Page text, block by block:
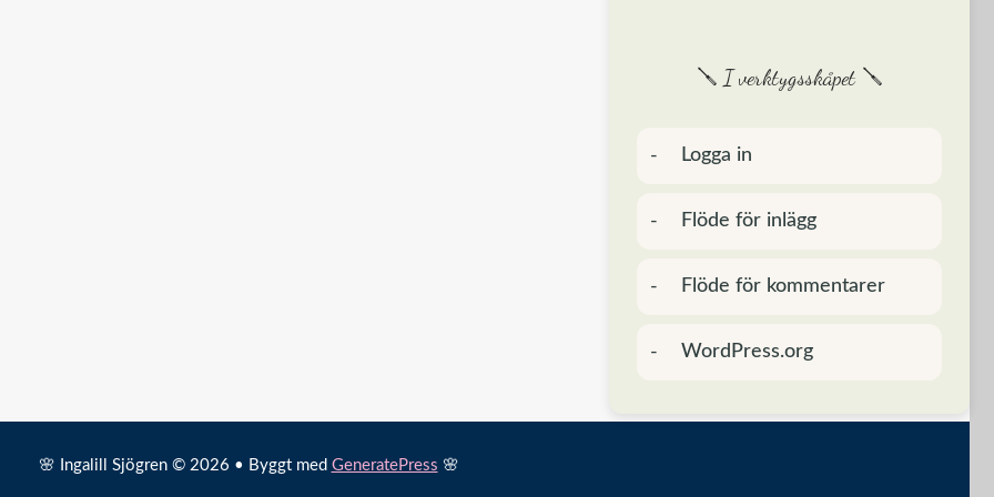
🪛 I verktygsskåpet 🪛
Logga in
Flöde för inlägg
Flöde för kommentarer
WordPress.org
🌸 Ingalill Sjögren © 2026 • Byggt med GeneratePress 🌸